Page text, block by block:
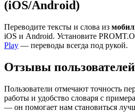
(iOS/Android)
Переводите тексты и слова из
iOS и Android. Установите
Play — переводы всегда под рукой.
Отзывы пользователей
Пользователи отмечают точность
работы и удобство словаря с
— он помогает нам становиться